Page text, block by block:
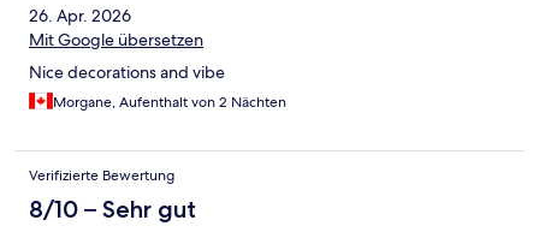
26. Apr. 2026
Mit Google übersetzen
Nice decorations and vibe
Morgane, Aufenthalt von 2 Nächten
Verifizierte Bewertung
8/10 – Sehr gut